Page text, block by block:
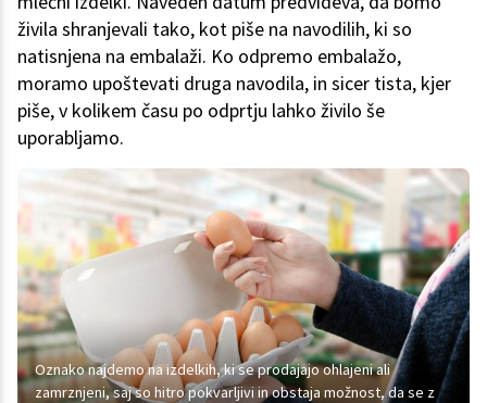
živila shranjevali tako, kot piše na navodilih, ki so
natisnjena na embalaži. Ko odpremo embalažo,
moramo upoštevati druga navodila, in sicer tista, kjer
piše, v kolikem času po odprtju lahko živilo še
uporabljamo.
Oznako najdemo na izdelkih, ki se prodajajo ohlajeni ali
zamrznjeni, saj so hitro pokvarljivi in obstaja možnost, da se z